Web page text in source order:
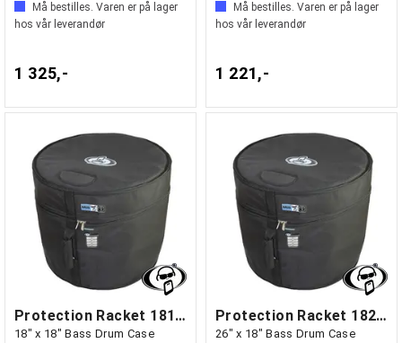
Må bestilles. Varen er på lager
hos vår leverandør
1 325,-
Må bestilles. Varen er på lager
hos vår leverandør
1 221,-
Protection Racket 1818-00
18" x 18" Bass Drum Case
Protection Racket 1826-00
26" x 18" Bass Drum Case